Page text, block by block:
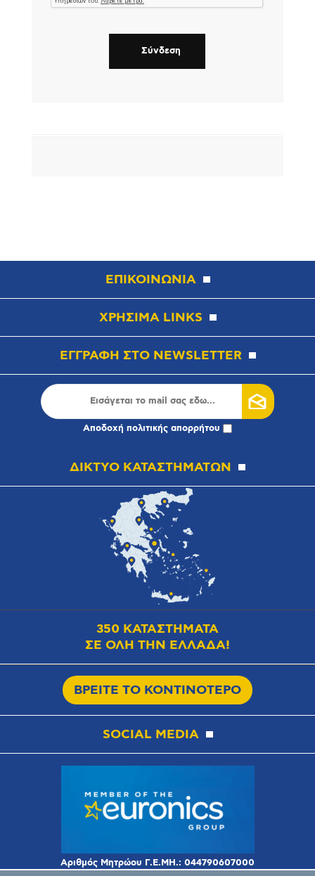
ΕΠΙΚΟΙΝΩΝΙΑ
ΧΡΗΣΙΜΑ LINKS
ΕΓΓΡΑΦΗ ΣΤΟ NEWSLETTER
Αποδοχή πολιτικής απορρήτου
ΔΙΚΤΥΟ ΚΑΤΑΣΤΗΜΑΤΩΝ
350 ΚΑΤΑΣΤΗΜΑΤΑ
ΣΕ ΟΛΗ ΤΗΝ ΕΛΛΑΔΑ!
ΒΡΕΙΤΕ ΤΟ ΚΟΝΤΙΝΟΤΕΡΟ
SOCIAL MEDIA